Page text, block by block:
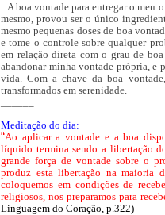
A boa vontade para entregar o meu
mesmo, provou ser o único
mesmo pequenas doses de boa
e tome o controle sobre qualquer
em relação direta com o grau de
abandonar minha vontade própria, e
vida. Com a chave da boa
transformados em serenidade.
Meditação do dia:
“Ao aplicar a vontade e a boa
líquido termina sendo a libertação
grande força de vontade sobre o
produz esta libertação na maioria
coloquemos em condições de
religiosos, nos preparamos para
Linguagem do Coração, p.322)